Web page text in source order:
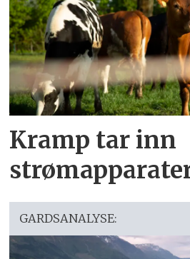
Kramp tar inn
GARDSANALYSE: